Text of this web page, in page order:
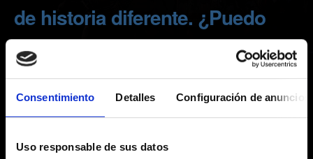
Consentimiento Detalles Configuración de anuncios
Uso responsable de sus datos
de historia diferente. ¿Puedo
cargar una partida guardada
anterior?